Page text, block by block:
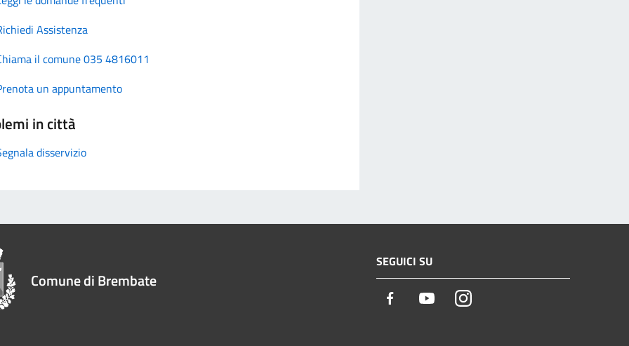
Assistenza
il comune 035 4816011
un appuntamento
in città
disservizio
Comune di Brembate
SEGUICI SU
Facebook YoutubeInstagram